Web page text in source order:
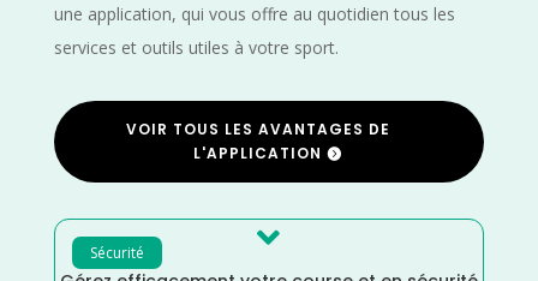
une application, qui vous offre au quotidien tous les
services et outils utiles à votre sport.
VOIR TOUS LES AVANTAGES DE
L'APPLICATION
Sécurité 